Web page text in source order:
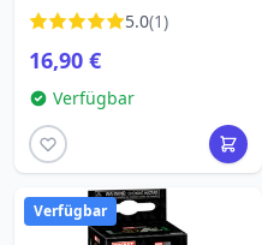
5.0(1)
16,90 €
Verfügbar
Verfügbar